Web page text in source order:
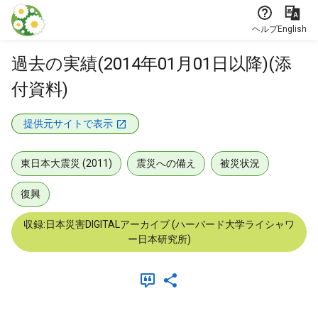
本文に飛ぶ
ヘルプEnglish
過去の実績(2014年01月01日以降)(添
付資料)
提供元サイトで表示
東日本大震災 (2011) 震災への備え 被災状況
復興
収録:日本災害DIGITALアーカイブ (ハーバード大学ライシャワ
ー日本研究所)